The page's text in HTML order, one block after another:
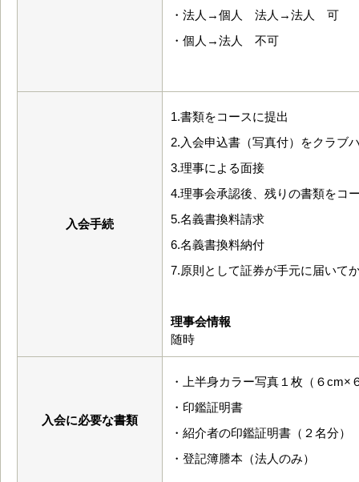
・法人→個人 法人→法人 可
・個人→法人 不可
入会手続
1.書類をコースに提出
2.入会申込書（写真付）をクラブ
3.理事による面接
4.理事会承認後、残りの書類をコ
5.名義書換料請求
6.名義書換料納付
7.原則として証券が手元に届いて
理事会情報
随時
入会に必要な書類
・上半身カラー写真１枚（６cm×
・印鑑証明書
・紹介者の印鑑証明書（２名分）
・登記簿謄本（法人のみ）